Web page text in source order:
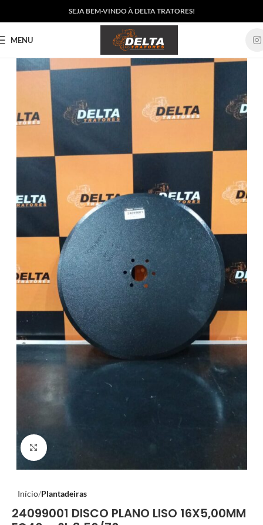
SEJA BEM-VINDO À DELTA TRATORES!
MENU
Clique para ampliar
Início Plantadeiras
24099001 DISCO PLANO LISO 16X5,00MM